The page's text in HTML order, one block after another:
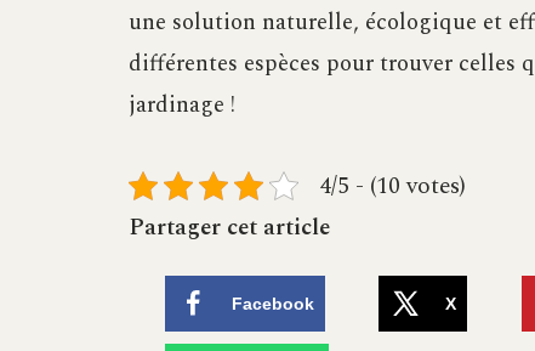
une solution naturelle, écologique et
différentes espèces pour trouver
jardinage !
4/5 - (10 votes)
Partager cet article
Facebook X